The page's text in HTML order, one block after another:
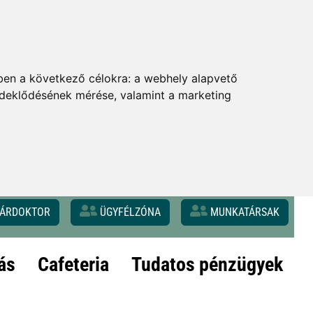
a következő célokra: a webhely alapvető
mérése, valamint a marketing
ÜGYFÉLZÓNA MUNKATÁRSAK
Cafeteria Tudatos pénzügyek